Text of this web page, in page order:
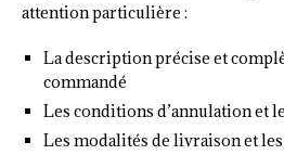
attention particulière :
La description précise et
commandé
Les conditions d’annulation et
Les modalités de livraison et